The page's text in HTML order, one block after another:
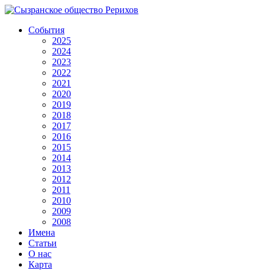
События
2025
2024
2023
2022
2021
2020
2019
2018
2017
2016
2015
2014
2013
2012
2011
2010
2009
2008
Имена
Статьи
О нас
Карта